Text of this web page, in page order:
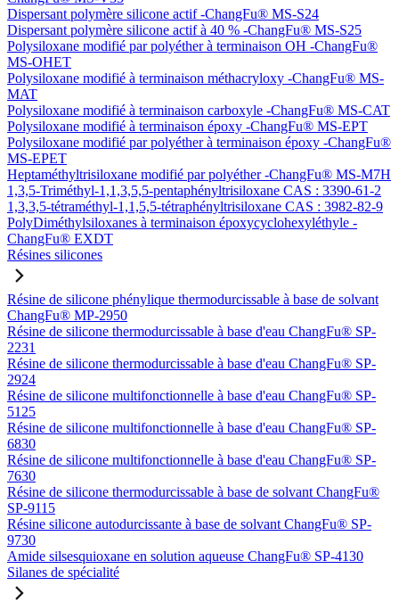
Dispersant polymère silicone actif -ChangFu® MS-S24
Dispersant polymère silicone actif à 40 % -ChangFu® MS-S25
Polysiloxane modifié par polyéther à terminaison OH -ChangFu®
MS-OHET
Polysiloxane modifié à terminaison méthacryloxy -ChangFu® MS-
MAT
Polysiloxane modifié à terminaison carboxyle -ChangFu® MS-CAT
Polysiloxane modifié à terminaison époxy -ChangFu® MS-EPT
Polysiloxane modifié par polyéther à terminaison époxy -ChangFu®
MS-EPET
Heptaméthyltrisiloxane modifié par polyéther -ChangFu® MS-M7H
1,3,5-Triméthyl-1,1,3,5,5-pentaphényltrisiloxane CAS : 3390-61-2
1,3,3,5-tétraméthyl-1,1,5,5-tétraphényltrisiloxane CAS : 3982-82-9
PolyDiméthylsiloxanes à terminaison époxycyclohexyléthyle -
ChangFu® EXDT
Résines silicones
Résine de silicone phénylique thermodurcissable à base de solvant
ChangFu® MP-2950
Résine de silicone thermodurcissable à base d'eau ChangFu® SP-
2231
Résine de silicone thermodurcissable à base d'eau ChangFu® SP-
2924
Résine de silicone multifonctionnelle à base d'eau ChangFu® SP-
5125
Résine de silicone multifonctionnelle à base d'eau ChangFu® SP-
6830
Résine de silicone multifonctionnelle à base d'eau ChangFu® SP-
7630
Résine de silicone thermodurcissable à base de solvant ChangFu®
SP-9115
Résine silicone autodurcissante à base de solvant ChangFu® SP-
9730
Amide silsesquioxane en solution aqueuse ChangFu® SP-4130
Silanes de spécialité